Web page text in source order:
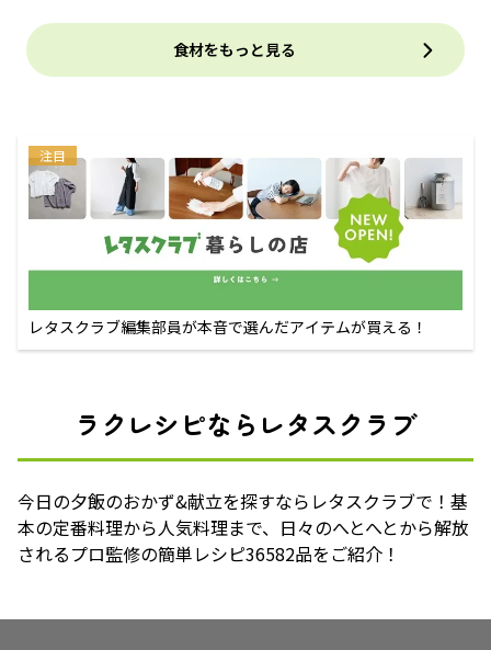
食材をもっと見る
注目
レタスクラブ編集部員が本音で選んだアイテムが買える！
ラクレシピならレタスクラブ
今日の夕飯のおかず&献立を探すならレタスクラブで！基
本の定番料理から人気料理まで、日々のへとへとから解放
されるプロ監修の簡単レシピ36582品をご紹介！